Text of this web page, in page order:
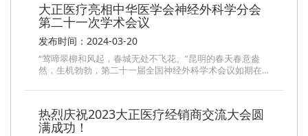
大正医疗亮相中华医学会神经外科学分会
第二十一次学术会议
发布时间：2024-03-20
“莺啼翠柳和风起，春城无处不飞花。”昆明的春天春意盎
然，生机勃勃，第二十一届全国神经外科学术会议如期在…
热烈庆祝2023大正医疗经销商交流大会圆
满成功！